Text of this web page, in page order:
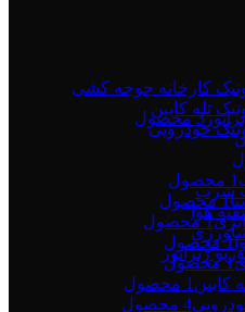
کارخانه جوجه کشی
تله کابین
خودرویی
شرب
هوا
3 محصول
1 محصول
1 محصول
1 محصول
1 محصول
1 محصول
کابین 1 محصول
4 محصول